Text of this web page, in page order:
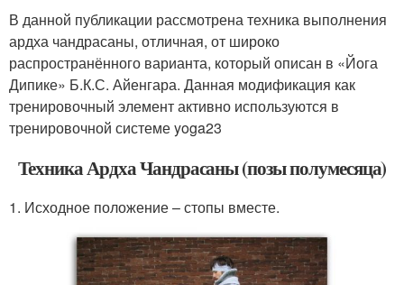
В данной публикации рассмотрена техника выполнения
ардха чандрасаны, отличная, от широко
распространённого варианта, который описан в «Йога
Дипике» Б.К.С. Айенгара. Данная модификация как
тренировочный элемент активно используются в
тренировочной системе yoga23
Техника Ардха Чандрасаны (позы полумесяца)
1. Исходное положение – стопы вместе.